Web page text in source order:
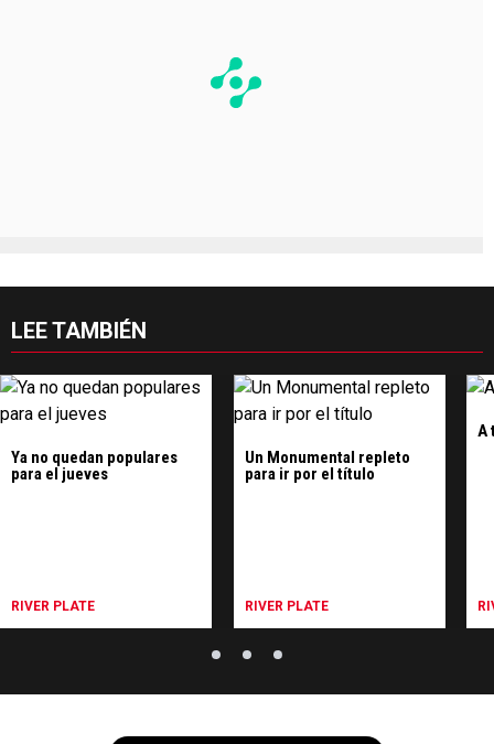
LEE TAMBIÉN
Ya no quedan populares
para el jueves
RIVER PLATE
Un Monumental repleto
para ir por el título
RIVER PLATE
A